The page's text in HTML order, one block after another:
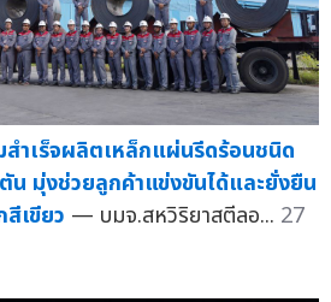
สำเร็จผลิตเหล็กแผ่นรีดร้อนชนิด
น มุ่งช่วยลูกค้าแข่งขันได้และยั่งยืน
เขียว — บมจ.สหวิริยาสตีลอ... 27